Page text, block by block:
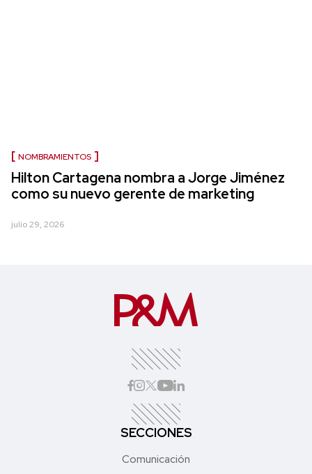
NOMBRAMIENTOS
Hilton Cartagena nombra a Jorge Jiménez
como su nuevo gerente de marketing
julio 29, 2026
SECCIONES
Comunicación